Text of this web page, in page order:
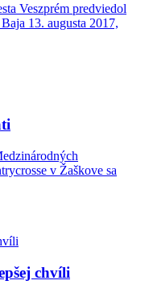
Veszprém predviedol
13. augusta 2017,
v Žaškove sa
chvíli